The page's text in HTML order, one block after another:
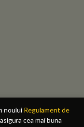
noului Regulament de
cea mai buna